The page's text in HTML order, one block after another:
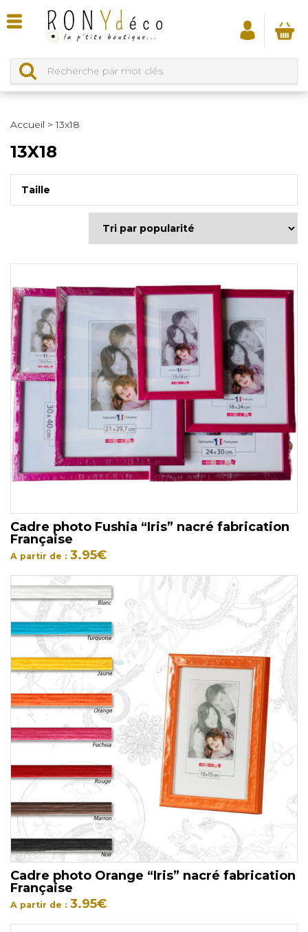
Accueil >13x18
13X18
Taille
Cadre photo Fushia “Iris” nacré fabrication
Française
A partir de : 3.95€
Cadre photo Orange “Iris” nacré fabrication
Française
A partir de : 3.95€